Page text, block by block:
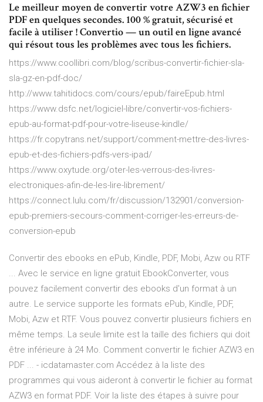
Le meilleur moyen de convertir votre AZW3 en fichier
PDF en quelques secondes. 100 % gratuit, sécurisé et
facile à utiliser ! Convertio — un outil en ligne avancé
qui résout tous les problèmes avec tous les fichiers.
https://www.coollibri.com/blog/scribus-convertir-fichier-sla-
sla-gz-en-pdf-doc/
http://www.tahitidocs.com/cours/epub/faireEpub.html
https://www.dsfc.net/logiciel-libre/convertir-vos-fichiers-
epub-au-format-pdf-pour-votre-liseuse-kindle/
https://fr.copytrans.net/support/comment-mettre-des-livres-
epub-et-des-fichiers-pdfs-vers-ipad/
https://www.oxytude.org/oter-les-verrous-des-livres-
electroniques-afin-de-les-lire-librement/
https://connect.lulu.com/fr/discussion/132901/conversion-
epub-premiers-secours-comment-corriger-les-erreurs-de-
conversion-epub
Convertir des ebooks en ePub, Kindle, PDF, Mobi, Azw ou RTF
... Avec le service en ligne gratuit EbookConverter, vous
pouvez facilement convertir des ebooks d'un format à un
autre. Le service supporte les formats ePub, Kindle, PDF,
Mobi, Azw et RTF. Vous pouvez convertir plusieurs fichiers en
même temps. La seule limite est la taille des fichiers qui doit
être inférieure à 24 Mo. Comment convertir le fichier AZW3 en
PDF ... - icdatamaster.com Accédez à la liste des
programmes qui vous aideront à convertir le fichier au format
AZW3 en format PDF. Voir la liste des étapes à suivre pour